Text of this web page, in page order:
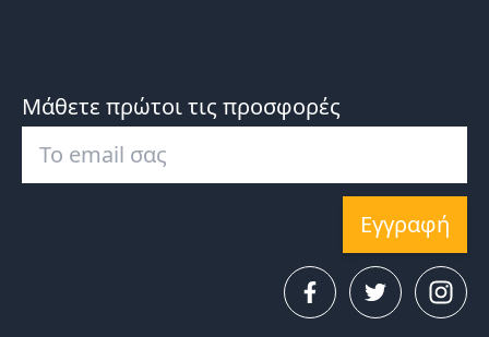
Μάθετε πρώτοι τις προσφορές
Εγγραφή